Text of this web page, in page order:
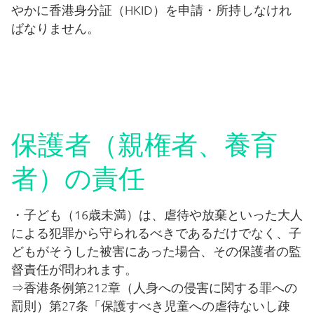
納付金一覧
教科書配布
証明書発行
ビザ申請
やかに香港身分証（HKID）を申請・所持しなけれ
ばなりません。
保護者（親権者、養育
者）の責任
・子ども（16歳未満）は、虐待や放棄といった大人
による犯罪から守られるべきであるだけでなく、子
どもがそうした被害にあった場合、その保護者の監
督責任が問われます。
⇒香港条例第212章（人身への侵害に関する罪への
罰則）第27条「保護すべき児童への虐待ないし疎